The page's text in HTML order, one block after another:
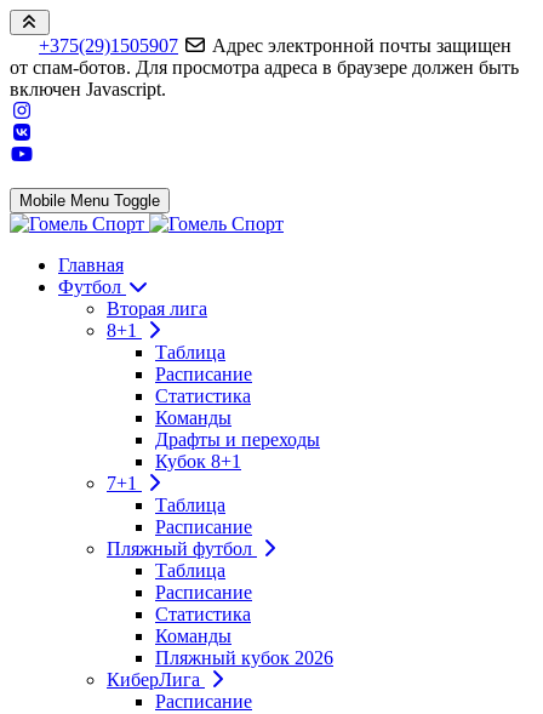
+375(29)1505907
Адрес электронной почты защищен
от спам-ботов. Для просмотра адреса в браузере должен быть
включен Javascript.
Mobile Menu Toggle
Главная
Футбол
Вторая лига
8+1
Таблица
Расписание
Статистика
Команды
Драфты и переходы
Кубок 8+1
7+1
Таблица
Расписание
Пляжный футбол
Таблица
Расписание
Статистика
Команды
Пляжный кубок 2026
КиберЛига
Расписание